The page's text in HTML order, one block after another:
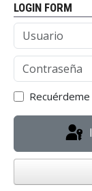
LOGIN FORM
Usuario
Contraseña
Recuérdeme